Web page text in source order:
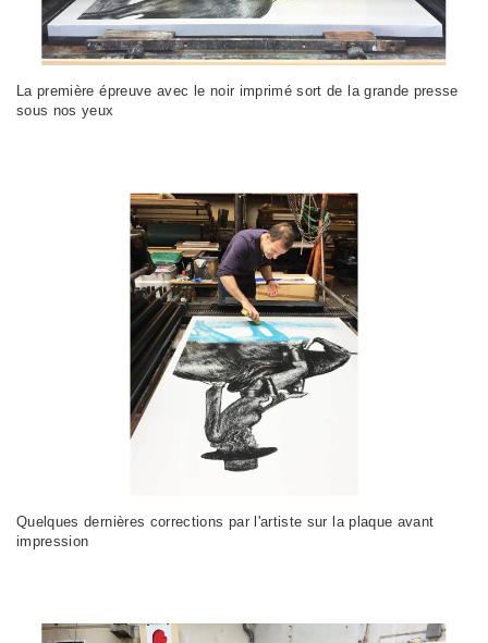
La première épreuve avec le noir imprimé sort de la grande presse
sous nos yeux
Quelques dernières corrections par l'artiste sur la plaque avant
impression